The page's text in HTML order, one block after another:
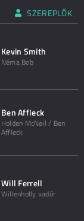
SZEREPLŐK
Kevin Smith
Néma Bob
Ben Affleck
Holden McNeil / Ben
Affleck
Will Ferrell
Willenholly vadőr